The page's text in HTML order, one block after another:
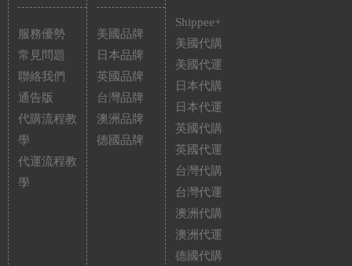
服務優勢
常見問題
聯絡我們
通告版
代購流程教
學
代運流程教
學
美國品牌
日本品牌
英國品牌
台灣品牌
澳洲品牌
德國品牌
Shippee+
美國代購
美國代運
日本代購
日本代運
英國代購
英國代運
台灣代購
台灣代運
澳洲代購
澳洲代運
德國代購